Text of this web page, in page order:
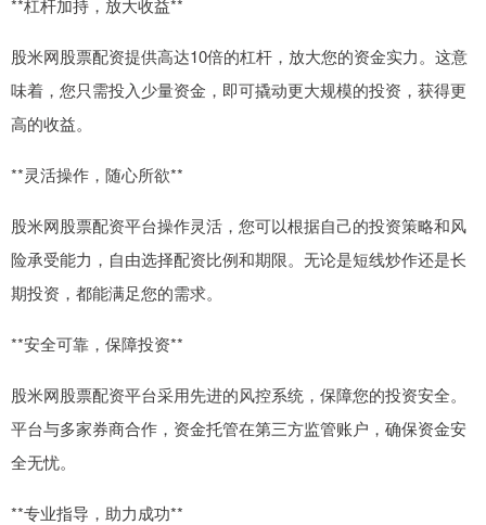
股米网股票配资提供高达10倍的杠杆，放大您的资金实力。这意
味着，您只需投入少量资金，即可撬动更大规模的投资，获得更
高的收益。
**灵活操作，随心所欲**
股米网股票配资平台操作灵活，您可以根据自己的投资策略和风
险承受能力，自由选择配资比例和期限。无论是短线炒作还是长
期投资，都能满足您的需求。
**安全可靠，保障投资**
股米网股票配资平台采用先进的风控系统，保障您的投资安全。
平台与多家券商合作，资金托管在第三方监管账户，确保资金安
全无忧。
**专业指导，助力成功**